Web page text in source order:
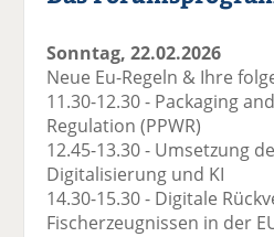
Sonntag, 22.02.2026
Neue Eu-Regeln & Ihre
11.30-12.30 - Packaging
Regulation (PPWR)
12.45-13.30 - Umsetzung
Digitalisierung und KI
14.30-15.30 - Digitale
Fischerzeugnissen in der